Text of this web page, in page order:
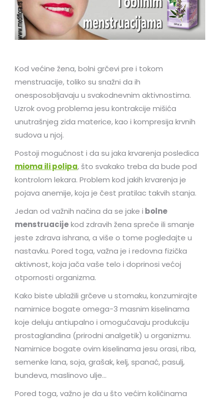
Kod većine žena, bolni grčevi pre i tokom
menstruacije, toliko su snažni da ih
onesposobljavaju u svakodnevnim aktivnostima.
Uzrok ovog problema jesu kontrakcije mišića
unutrašnjeg zida materice, kao i kompresija krvnih
sudova u njoj.
Postoji mogućnost i da su jaka krvarenja posledica
mioma ili polipa, što svakako treba da bude pod
kontrolom lekara. Problem kod jakih krvarenja je
pojava anemije, koja je čest pratilac takvih stanja.
Jedan od važnih načina da se jake i bolne
menstruacijekod zdravih žena spreče ili smanje
jeste zdrava ishrana, a više o tome pogledajte u
nastavku. Pored toga, važna je i redovna fizička
aktivnost, koja jača vaše telo i doprinosi većoj
otpornosti organizma.
Kako biste ublažili grčeve u stomaku, konzumirajte
namirnice bogate omega-3 masnim kiselinama
koje deluju antiupalno i omogućavaju produkciju
prostaglandina (prirodni analgetik) u organizmu.
Namirnice bogate ovim kiselinama jesu orasi, riba,
semenke lana, soja, grašak, kelj, spanać, pasulj,
bundeva, maslinovo ulje…
Pored toga, važno je da u što većim količinama